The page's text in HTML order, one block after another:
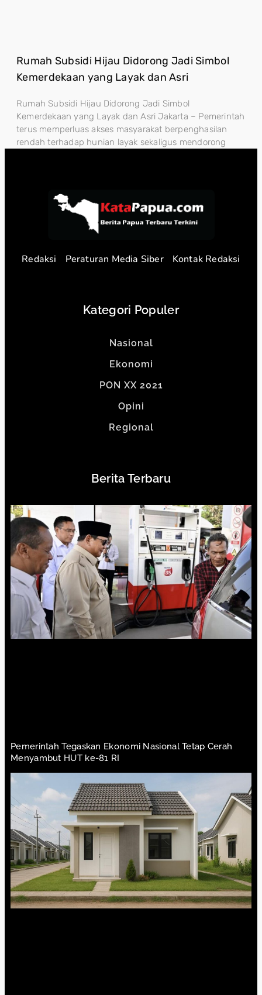
Rumah Subsidi Hijau Didorong Jadi Simbol
Kemerdekaan yang Layak dan Asri
Rumah Subsidi Hijau Didorong Jadi Simbol
Kemerdekaan yang Layak dan Asri Jakarta – Pemerintah
terus memperluas akses masyarakat berpenghasilan
rendah terhadap hunian layak sekaligus mendorong
Redaksi Peraturan Media Siber Kontak Redaksi
Kategori Populer
Nasional
Ekonomi
PON XX 2021
Opini
Regional
Berita Terbaru
Pemerintah Tegaskan Ekonomi Nasional Tetap Cerah
Menyambut HUT ke-81 RI